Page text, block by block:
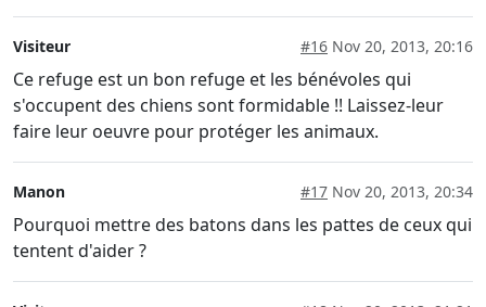
Visiteur #16 Nov 20, 2013, 20:16
Ce refuge est un bon refuge et les bénévoles qui
s'occupent des chiens sont formidable !! Laissez-leur
faire leur oeuvre pour protéger les animaux.
Manon #17 Nov 20, 2013, 20:34
Pourquoi mettre des batons dans les pattes de ceux qui
tentent d'aider ?